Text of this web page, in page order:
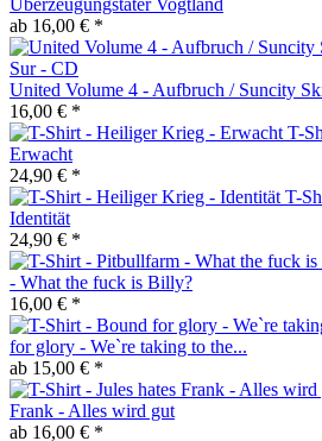
ab 16,00 € *
United Volume 4 - Aufbruch / Suncity
16,00 € *
T-
Erwacht
24,90 € *
T-
Identität
24,90 € *
- What the fuck is Billy?
16,00 € *
for glory - We`re taking to the...
ab 15,00 € *
Frank - Alles wird gut
ab 16,00 € *